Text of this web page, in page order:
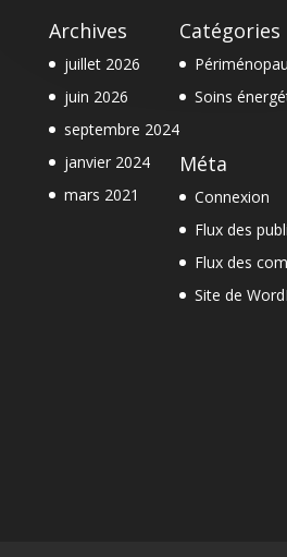
Archives
juillet 2026
juin 2026
septembre 2024
janvier 2024
mars 2021
Catégories
Soins
Méta
Connexion
Flux des
Flux des
Site de